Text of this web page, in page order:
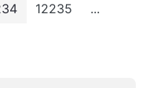
Pagina
12235 ...Pagine